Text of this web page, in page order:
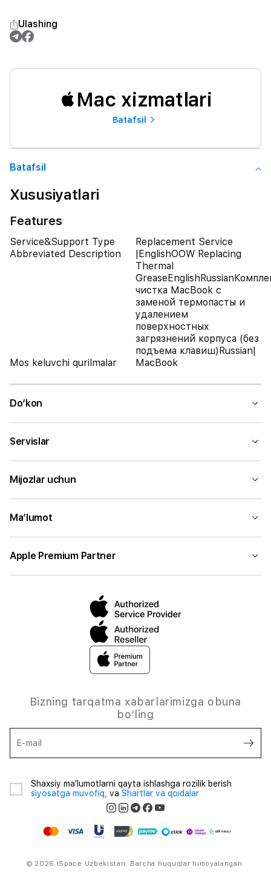
Ulashing
Mac xizmatlari
Batafsil
Batafsil
Xususiyatlari
Features
Service&Support Type
Replacement Service
Abbreviated Description
|EnglishOOW Replacing
Thermal
чистка MacBook с
заменой термопасты и
удалением
поверхностных
загрязнений корпуса (без
подъема клавиш)Russian|
Mos keluvchi qurilmalar
MacBook
Do‘kon
Servislar
Mijozlar uchun
Ma’lumot
Apple Premium Partner
Bizning tarqatma xabarlarimizga obuna
bo‘ling
E-mail
Shaxsiy ma'lumotlarni qayta ishlashga rozilik berish
siyosatga muvofiq, va Shartlar va qoidalar
© 2026 iSpace Uzbekistan. Barcha huquqlar himoyalangan.